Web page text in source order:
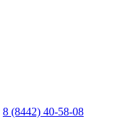
8 (8442) 40-58-08